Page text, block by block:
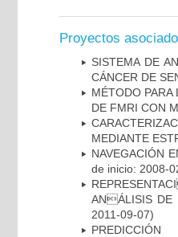
Proyectos
SISTEMA DE
CÁNCER DE
MÉTODO PARA
DE FMRI CON
MEDIANTE
NAVEGACIÓN
de inicio: 2008-
ANÁLISIS DE
2011-09-07)